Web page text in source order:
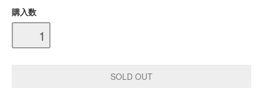
購入数